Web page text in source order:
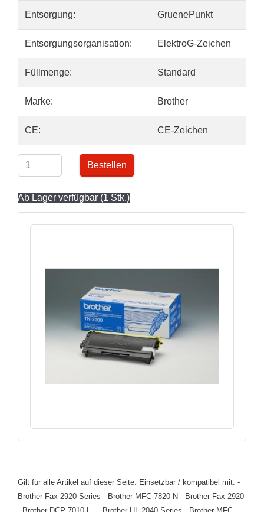
Entsorgung: GruenePunkt
Entsorgungsorganisation: ElektroG-Zeichen
Füllmenge: Standard
Marke: Brother
CE: CE-Zeichen
Bestellen
Ab Lager verfügbar (1 Stk.)
Gilt für alle Artikel auf dieser Seite: Einsetzbar / kompatibel mit: -
Brother Fax 2920 Series - Brother MFC-7820 N - Brother Fax 2920